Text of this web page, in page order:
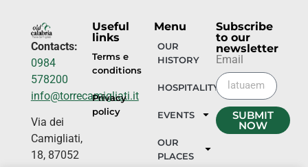
Contacts:
0984
578200
info@torrecamigliati.it
Via dei
Camigliati,
18, 87052
Useful
links
Terms e
conditions
Privacy
policy
Menu
OUR
HISTORY
HOSPITALITY
EVENTS
OUR
PLACES
Subscribe
to our
newsletter
Email
SUBMIT
NOW